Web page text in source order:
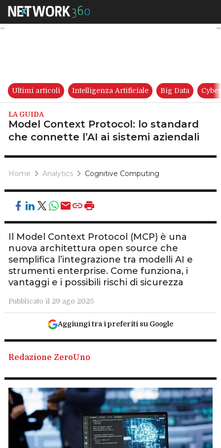
Model Context Protocol: lo
Ultimi articoli Intelligenza Artificiale Big Data
LA GUIDA
Model Context Protocol: lo standard
che connette l’AI ai sistemi aziendali
Home Analytics Cognitive Computing
Il Model Context Protocol (MCP) è una
nuova architettura open source che
semplifica l’integrazione tra modelli AI e
strumenti enterprise. Come funziona, i
vantaggi e i possibili rischi di sicurezza
Pubblicato il 29 ago 2025
Aggiungi tra i preferiti su Google
Redazione ZeroUno